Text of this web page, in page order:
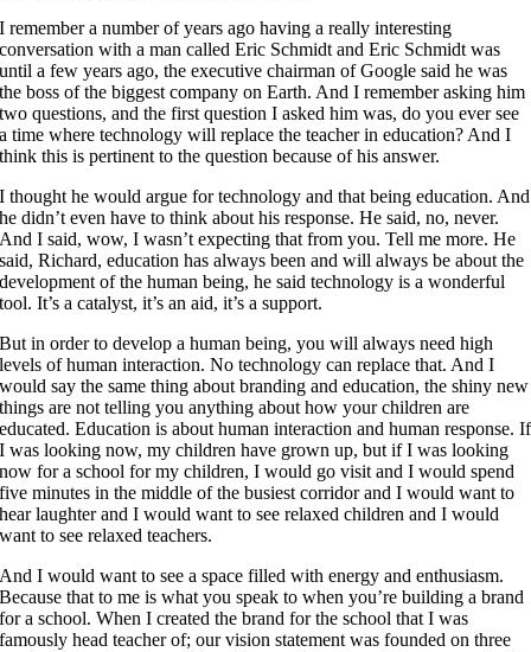
I remember a number of years ago having a really interesting
conversation with a man called Eric Schmidt and Eric Schmidt was
until a few years ago, the executive chairman of Google said he was
the boss of the biggest company on Earth. And I remember asking him
two questions, and the first question I asked him was, do you ever see
a time where technology will replace the teacher in education? And I
think this is pertinent to the question because of his answer.
I thought he would argue for technology and that being education. And
he didn’t even have to think about his response. He said, no, never.
And I said, wow, I wasn’t expecting that from you. Tell me more. He
said, Richard, education has always been and will always be about the
development of the human being, he said technology is a wonderful
tool. It’s a catalyst, it’s an aid, it’s a support.
But in order to develop a human being, you will always need high
levels of human interaction. No technology can replace that. And I
would say the same thing about branding and education, the shiny new
things are not telling you anything about how your children are
educated. Education is about human interaction and human response. If
I was looking now, my children have grown up, but if I was looking
now for a school for my children, I would go visit and I would spend
five minutes in the middle of the busiest corridor and I would want to
hear laughter and I would want to see relaxed children and I would
want to see relaxed teachers.
And I would want to see a space filled with energy and enthusiasm.
Because that to me is what you speak to when you’re building a brand
for a school. When I created the brand for the school that I was
famously head teacher of; our vision statement was founded on three